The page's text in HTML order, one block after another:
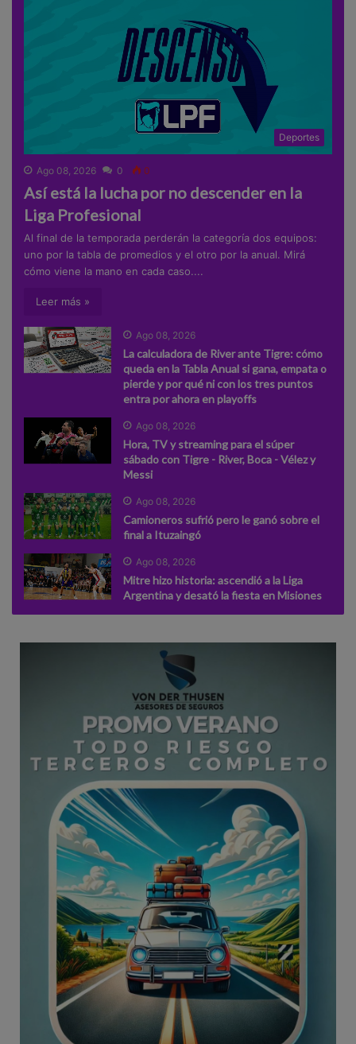
Deportes
Ago 08, 2026 0 0
Así está la lucha por no descender en la
Liga Profesional
Al final de la temporada perderán la categoría dos equipos:
uno por la tabla de promedios y el otro por la anual. Mirá
cómo viene la mano en cada caso....
Leer más »
Ago 08, 2026
La calculadora de River ante Tigre: cómo
queda en la Tabla Anual si gana, empata o
pierde y por qué ni con los tres puntos
entra por ahora en playoffs
Ago 08, 2026
Hora, TV y streaming para el súper
sábado con Tigre - River, Boca - Vélez y
Messi
Ago 08, 2026
Camioneros sufrió pero le ganó sobre el
final a Ituzaingó
Ago 08, 2026
Mitre hizo historia: ascendió a la Liga
Argentina y desató la fiesta en Misiones